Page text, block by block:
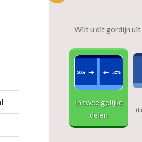
Wilt u dit gordijn uit
In twee gelijke
delen